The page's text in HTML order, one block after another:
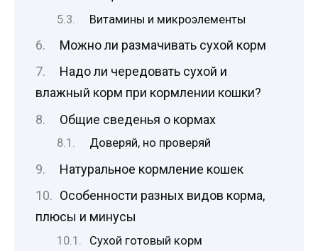
Витамины и микроэлементы
Можно ли размачивать сухой корм
Надо ли чередовать сухой и
влажный корм при кормлении кошки?
Общие сведенья о кормах
Доверяй, но проверяй
Натуральное кормление кошек
Особенности разных видов корма,
плюсы и минусы
Сухой готовый корм